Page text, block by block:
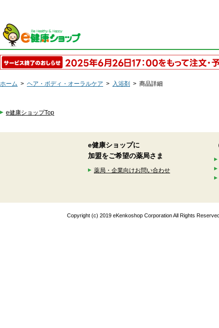
ホーム > ヘア・ボディ・オーラルケア > 入浴剤 > 商品詳細
e健康ショップTop
e健康ショップに
加盟をご希望の薬局さま
薬局・企業向けお問い合わせ
Copyright (c) 2019 eKenkoshop Corporation All Rights